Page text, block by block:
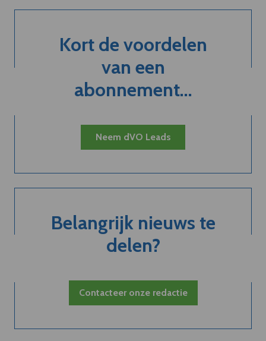
Kort de voordelen
van een
abonnement...
Neem dVO Leads
Belangrijk nieuws te
delen?
Contacteer onze redactie